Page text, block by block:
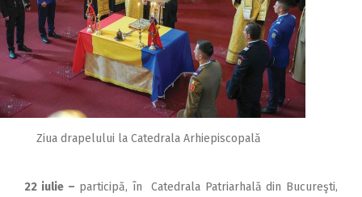
Ziua drapelului la Catedrala Arhiepiscopală
22 iulie – participă, în Catedrala Patriarhală din Bucureşti,